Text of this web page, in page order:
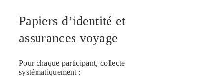
Papiers d’identité et
assurances voyage
Pour chaque participant, collecte
systématiquement :